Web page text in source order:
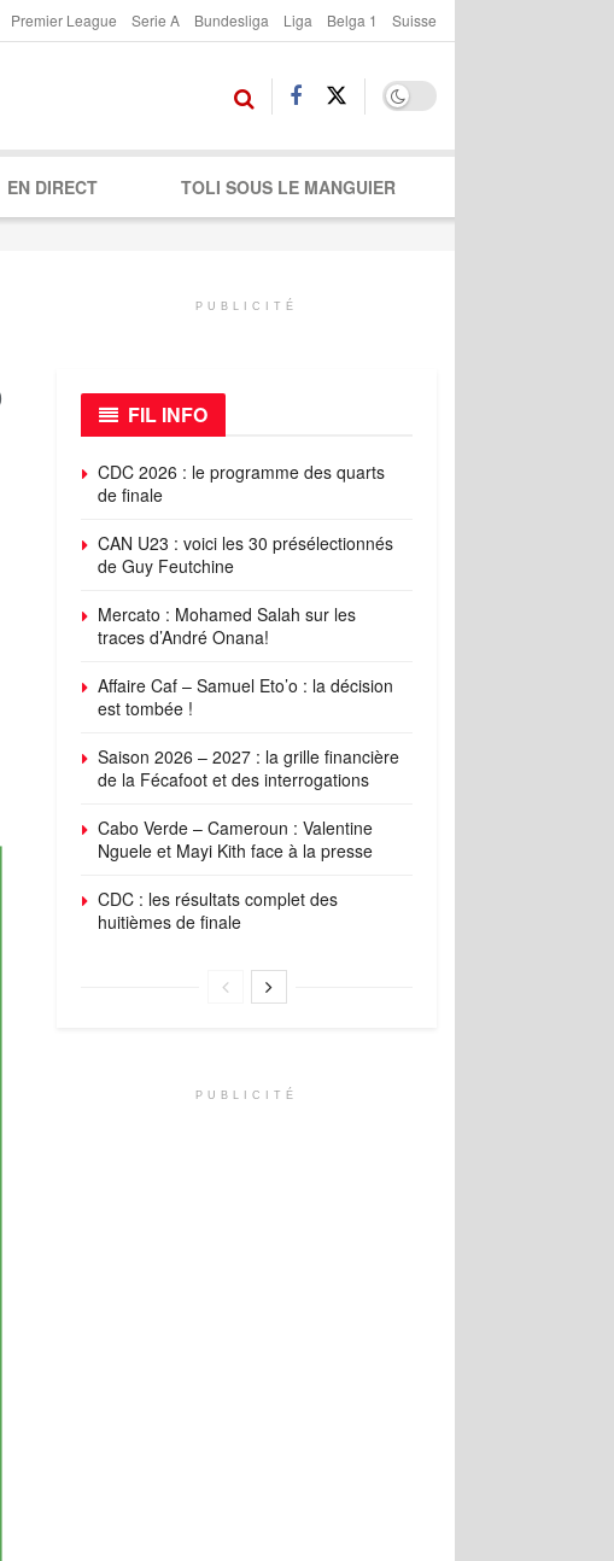
Premier League Serie A Bundesliga Liga Belga 1 Suisse
EN DIRECT TOLI SOUS LE MANGUIER
PUBLICITÉ
FIL INFO
CDC 2026 : le programme des quarts
de finale
CAN U23 : voici les 30 présélectionnés
de Guy Feutchine
Mercato : Mohamed Salah sur les
traces d’André Onana!
Affaire Caf – Samuel Eto’o : la décision
est tombée !
Saison 2026 – 2027 : la grille financière
de la Fécafoot et des interrogations
Cabo Verde – Cameroun : Valentine
Nguele et Mayi Kith face à la presse
CDC : les résultats complet des
huitièmes de finale
PUBLICITÉ